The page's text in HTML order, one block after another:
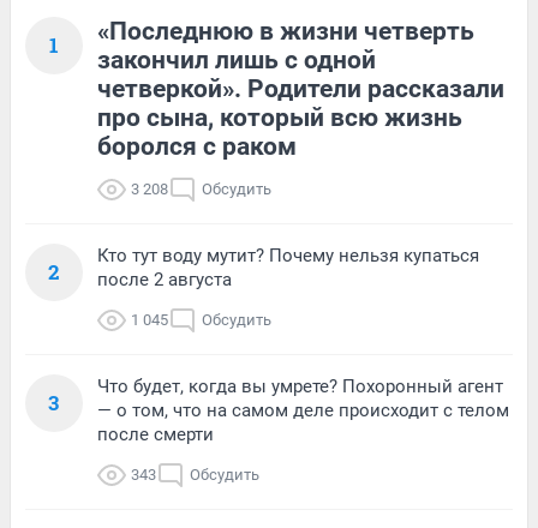
1
«Последнюю в жизни четверть
закончил лишь с одной
четверкой». Родители рассказали
про сына, который всю жизнь
боролся с раком
3 208 Обсудить
2
Кто тут воду мутит? Почему нельзя купаться
после 2 августа
1 045 Обсудить
3
Что будет, когда вы умрете? Похоронный агент
— о том, что на самом деле происходит с телом
после смерти
343 Обсудить